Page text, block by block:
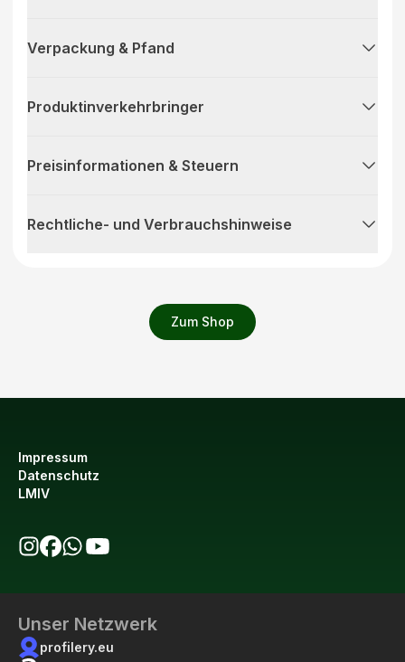
Zum Shop
Verpackung & Pfand
Produktinverkehrbringer
Preisinformationen & Steuern
Rechtliche- und Verbrauchshinweise
Impressum
Datenschutz
LMIV
Unser Netzwerk
profilery.eu